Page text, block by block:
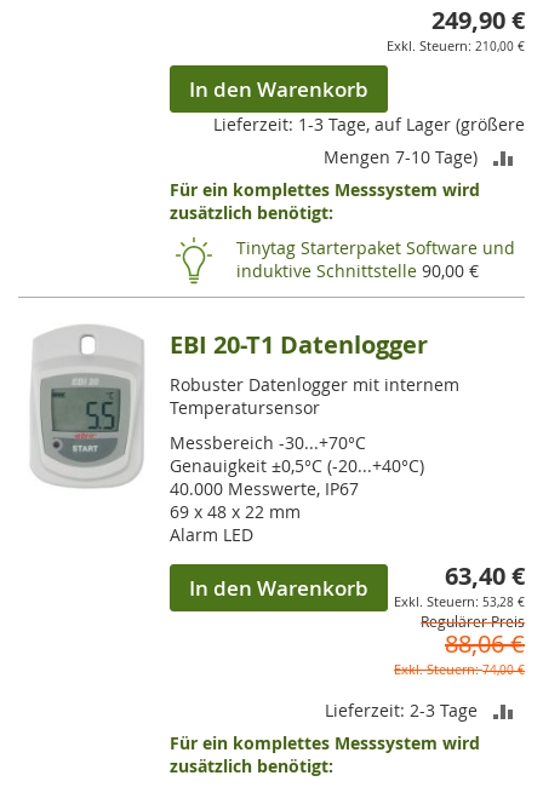
249,90 €
210,00 €
In den Warenkorb
Lieferzeit: 1-3 Tage, auf Lager (größere
Mengen 7-10 Tage)
Für ein komplettes Messsystem wird
zusätzlich benötigt:
Tinytag Starterpaket Software und
induktive Schnittstelle 90,00 €
EBI 20-T1 Datenlogger
Robuster Datenlogger mit internem
Temperatursensor
Messbereich -30...+70°C
Genauigkeit ±0,5°C (-20...+40°C)
40.000 Messwerte, IP67
69 x 48 x 22 mm
Alarm LED
63,40 €
53,28 €
Regulärer Preis
88,06 €
74,00 €
In den Warenkorb
Lieferzeit: 2-3 Tage
Für ein komplettes Messsystem wird
zusätzlich benötigt: